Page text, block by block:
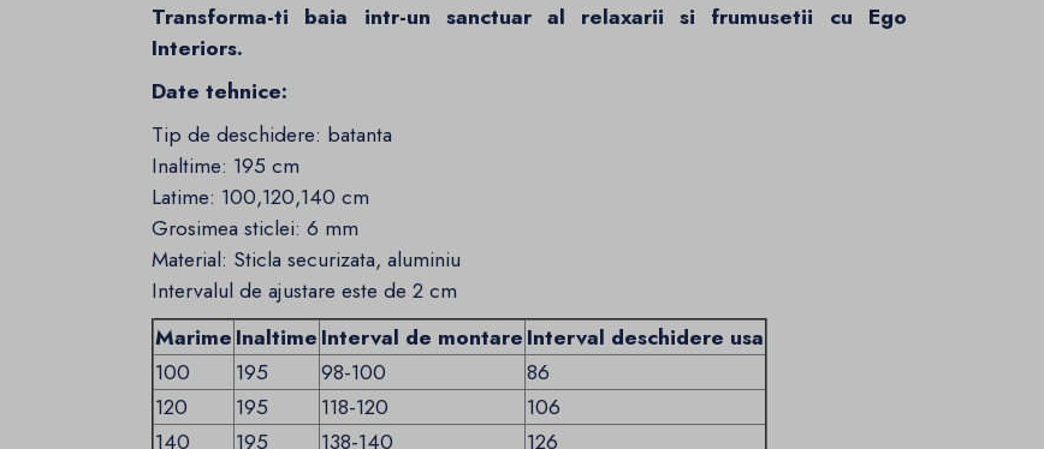
Transforma-ti baia intr-un sanctuar al relaxarii si frumusetii cu Ego
Interiors.
Date tehnice:
Tip de deschidere: batanta
Inaltime: 195 cm
Latime: 100,120,140 cm
Grosimea sticlei: 6 mm
Material: Sticla securizata, aluminiu
Intervalul de ajustare este de 2 cm
MarimeInaltimeInterval de montareInterval deschidere usa
100
195 98-100
86
120
195 118-120
106
140
195 138-140 126